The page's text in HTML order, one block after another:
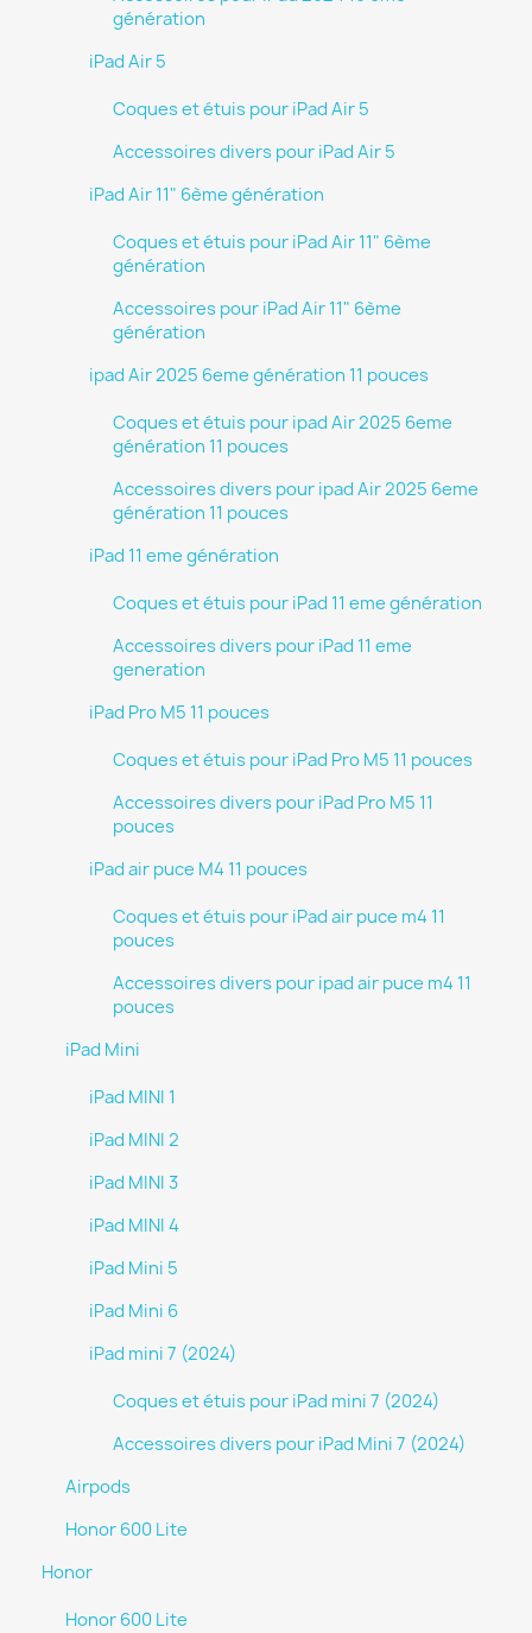
génération
iPad Air 5
Coques et étuis pour iPad Air 5
Accessoires divers pour iPad Air 5
iPad Air 11" 6ème génération
Coques et étuis pour iPad Air 11" 6ème
génération
Accessoires pour iPad Air 11" 6ème
génération
ipad Air 2025 6eme génération 11 pouces
Coques et étuis pour ipad Air 2025 6eme
génération 11 pouces
Accessoires divers pour ipad Air 2025 6eme
génération 11 pouces
iPad 11 eme génération
Coques et étuis pour iPad 11 eme génération
Accessoires divers pour iPad 11 eme
generation
iPad Pro M5 11 pouces
Coques et étuis pour iPad Pro M5 11 pouces
Accessoires divers pour iPad Pro M5 11
pouces
iPad air puce M4 11 pouces
Coques et étuis pour iPad air puce m4 11
pouces
Accessoires divers pour ipad air puce m4 11
pouces
iPad Mini
iPad MINI 1
iPad MINI 2
iPad MINI 3
iPad MINI 4
iPad Mini 5
iPad Mini 6
iPad mini 7 (2024)
Coques et étuis pour iPad mini 7 (2024)
Accessoires divers pour iPad Mini 7 (2024)
Airpods
Honor 600 Lite
Honor
Honor 600 Lite